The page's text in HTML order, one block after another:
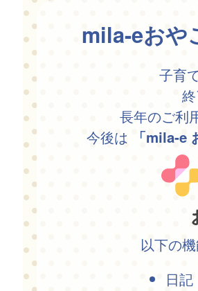
mila-eおや
子育
長年のご利
今後は
「mila-e
以下の
日記